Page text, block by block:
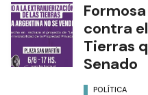
contra
Tierras
Senado
POLÍTICA